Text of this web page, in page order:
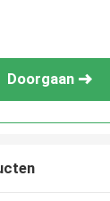
Doorgaan